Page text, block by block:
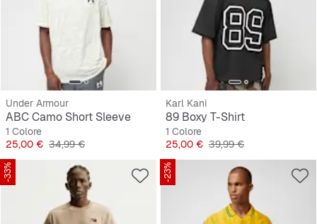
Under Armour
ABC Camo Short Sleeve
1 Colore
Prezzo
25,00 € Prezzo originale
34,99 €
Karl Kani
89 Boxy T-Shirt
1 Colore
Prezzo
25,00 € Prezzo originale
39,99 €
-33% -23%